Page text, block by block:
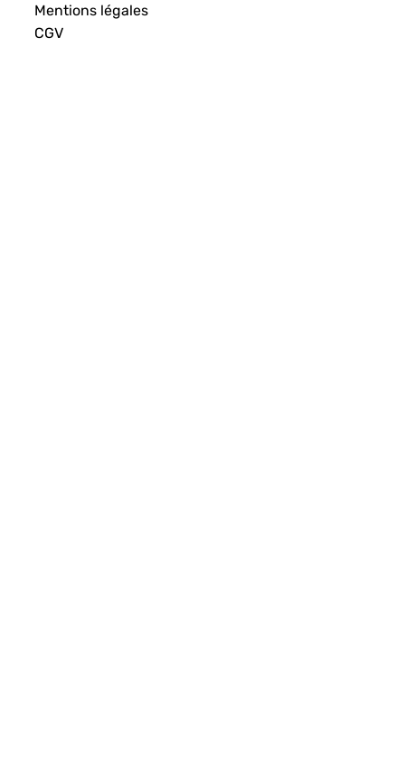
Mentions légales
CGV